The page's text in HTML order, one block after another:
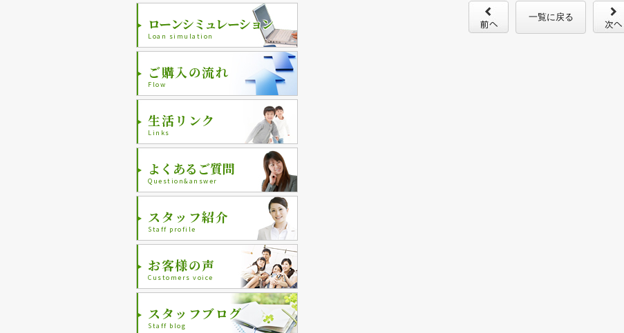
一覧に戻る
ローンシミュレーション
Loan simulation
ご購入の流れ
Flow
生活リンク
Links
よくあるご質問
Question&answer
スタッフ紹介
Staff profile
お客様の声
Customers voice
スタッフブログ
Staff blog